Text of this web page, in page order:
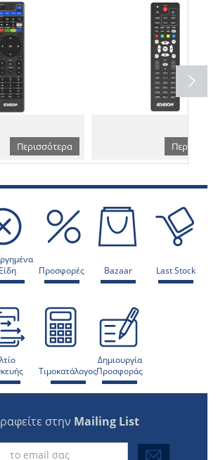
Περισσότερα
Είδη
Προσφορές Bazaar Last Stock
Τιμοκατάλογος
Δημιουργία
Προσφοράς
στην Mailing List